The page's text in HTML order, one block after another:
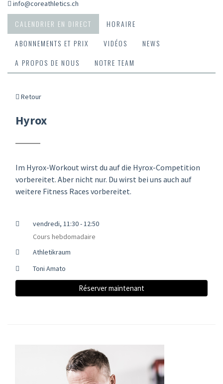
info@coreathletics.ch
CALENDRIER EN DIRECT
HORAIRE
ABONNEMENTS ET PRIX
VIDÉOS
NEWS
A PROPOS DE NOUS
NOTRE TEAM
Retour
Hyrox
Im Hyrox-Workout wirst du auf die Hyrox-Competition
vorbereitet. Aber nicht nur. Du wirst bei uns auch auf
weitere Fitness Races vorbereitet.
vendredi, 11:30 - 12:50
Cours hebdomadaire
Athletikraum
Toni Amato
Réserver maintenant